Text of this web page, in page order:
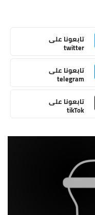
تابعونا على
twitter
تابعونا على
telegram
تابعونا على
tikTok